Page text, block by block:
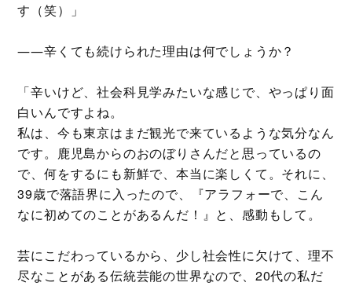
す（笑）」
――辛くても続けられた理由は何でしょうか？
「辛いけど、社会科見学みたいな感じで、やっぱり面
白いんですよね。
私は、今も東京はまだ観光で来ているような気分なん
です。鹿児島からのおのぼりさんだと思っているの
で、何をするにも新鮮で、本当に楽しくて。それに、
39歳で落語界に入ったので、『アラフォーで、こん
なに初めてのことがあるんだ！』と、感動もして。
芸にこだわっているから、少し社会性に欠けて、理不
尽なことがある伝統芸能の世界なので、20代の私だ